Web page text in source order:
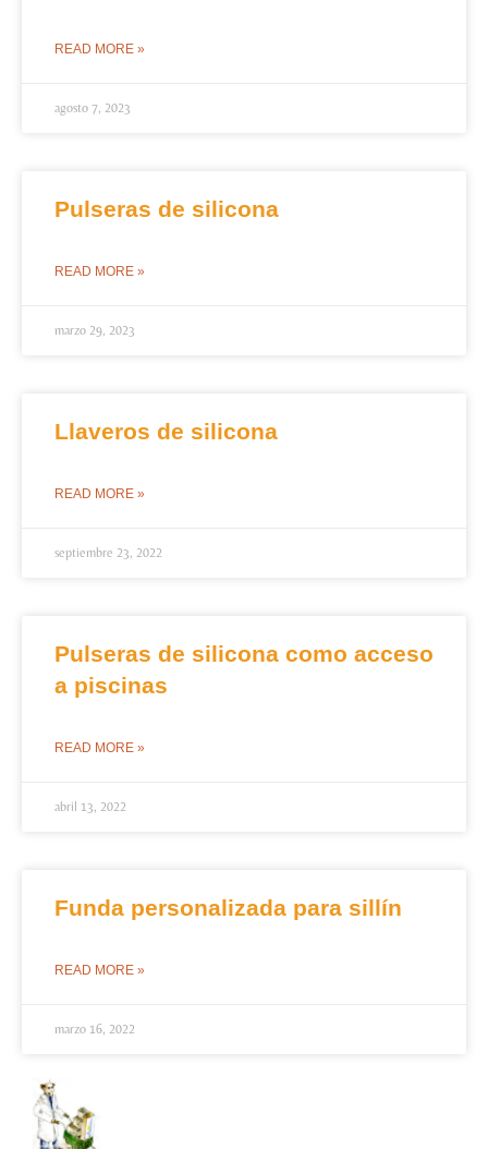
READ MORE »
agosto 7, 2023
Pulseras de silicona
READ MORE »
marzo 29, 2023
Llaveros de silicona
READ MORE »
septiembre 23, 2022
Pulseras de silicona como acceso
a piscinas
READ MORE »
abril 13, 2022
Funda personalizada para sillín
READ MORE »
marzo 16, 2022